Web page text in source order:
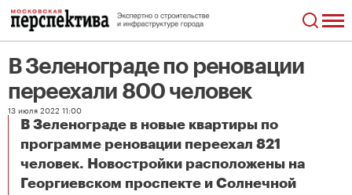
В Зеленограде по реновации
переехали 800 человек
13 июля 2022 11:00
В Зеленограде в новые квартиры по
программе реновации переехал 821
человек. Новостройки расположены на
Георгиевском проспекте и Солнечной